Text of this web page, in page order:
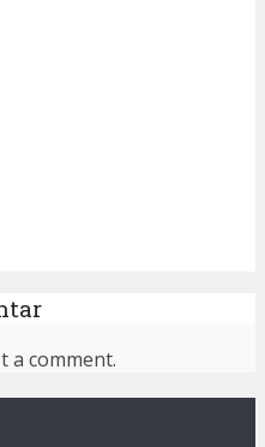
a comment.